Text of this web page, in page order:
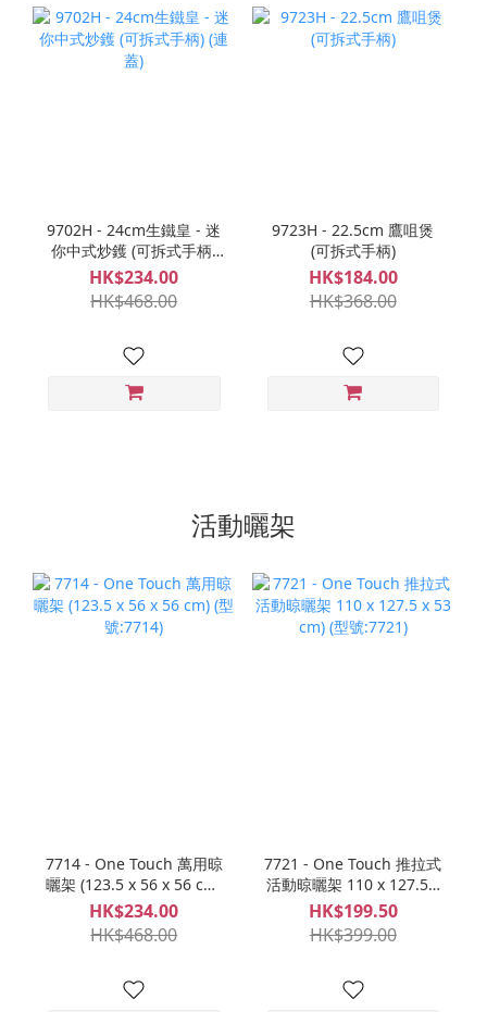
9702H - 24cm生鐵皇 - 迷
你中式炒鑊 (可拆式手柄)
(連蓋)
HK$234.00
HK$468.00
9723H - 22.5cm 鷹咀煲
(可拆式手柄)
HK$184.00
HK$368.00
活動曬架
7714 - One Touch 萬用晾
曬架 (123.5 x 56 x 56 cm)
(型號:7714)
HK$234.00
HK$468.00
7721 - One Touch 推拉式
活動晾曬架 110 x 127.5 x
53 cm) (型號:7721)
HK$199.50
HK$399.00